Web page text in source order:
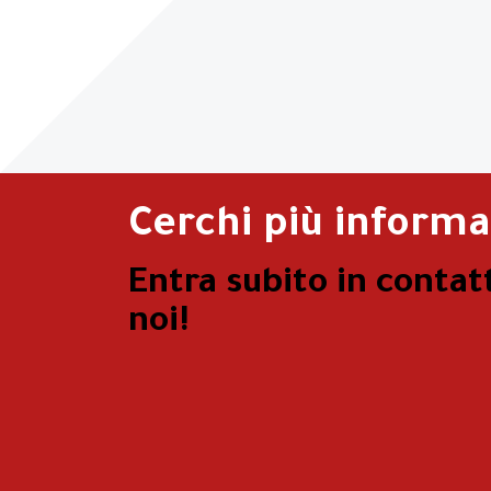
Cerchi più
Entra subito in
noi!